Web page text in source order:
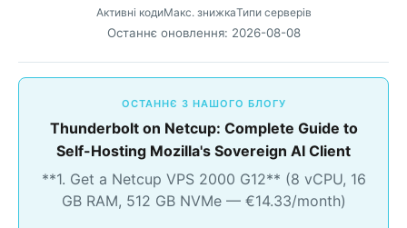
Активні кодиМакс. знижкаТипи серверів
Останнє оновлення: 2026-08-08
ОСТАННЄ З НАШОГО БЛОГУ
Thunderbolt on Netcup: Complete Guide to
Self-Hosting Mozilla's Sovereign AI Client
**1. Get a Netcup VPS 2000 G12** (8 vCPU, 16
GB RAM, 512 GB NVMe — €14.33/month)